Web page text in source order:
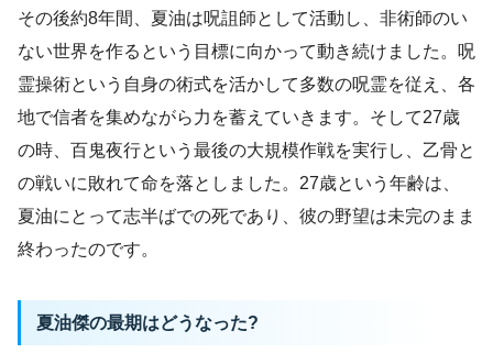
その後約8年間、夏油は呪詛師として活動し、非術師のい
ない世界を作るという目標に向かって動き続けました。呪
霊操術という自身の術式を活かして多数の呪霊を従え、各
地で信者を集めながら力を蓄えていきます。そして27歳
の時、百鬼夜行という最後の大規模作戦を実行し、乙骨と
の戦いに敗れて命を落としました。27歳という年齢は、
夏油にとって志半ばでの死であり、彼の野望は未完のまま
終わったのです。
夏油傑の最期はどうなった?